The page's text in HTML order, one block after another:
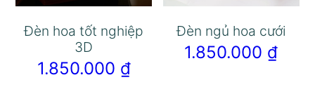
Đèn hoa tốt nghiệp
3D
1.850.000 ₫
Đèn ngủ hoa cưới
1.850.000 ₫